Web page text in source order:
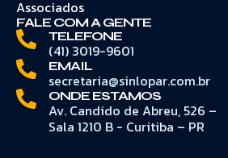
Associados
FALE COM A GENTE
TELEFONE
(41) 3019-9601
EMAIL
secretaria@sinlopar.com.br
ONDE ESTAMOS
Av. Candido de Abreu, 526 –
Sala 1210 B - Curitiba – PR